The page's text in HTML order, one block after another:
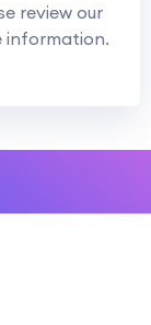
review our
information.